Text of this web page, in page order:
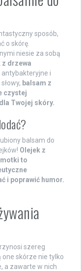
sposób,
o skórę.
niesie za sobą
z drzewa
antybakteryjne i
balsam z
czystej
Twojej skóry.
balsam do
Olejek z
to
i poprawić humor.
szereg
skórze nie tylko
a zawarte w nich